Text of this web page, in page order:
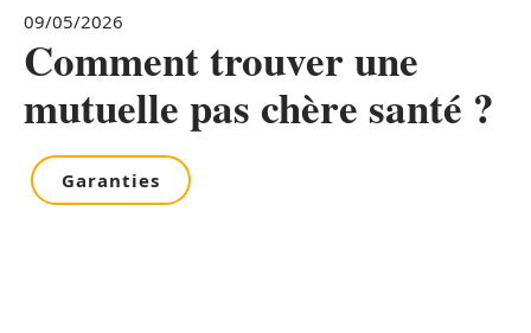
09/05/2026
Comment trouver une
mutuelle pas chère santé ?
Garanties